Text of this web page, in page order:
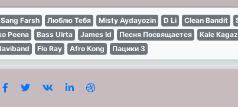
Sang Farsh Люблю Тебя Misty Aydayozin D Li Clean Bandit
Peena Bass Ulrta James Id Песня Посвящается Kale Kagaz
Flo Ray Afro Kong Пацики З